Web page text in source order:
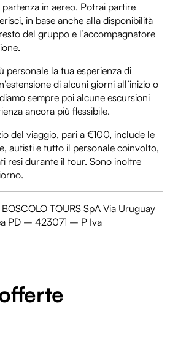
in aereo. Potrai partire
in base anche alla disponibilità
del gruppo e l’accompagnatore
personale la tua esperienza di
di alcuni giorni all’inizio o
sempre poi alcune escursioni
ancora più flessibile.
del viaggio, pari a €100, include le
autisti e tutto il personale coinvolto,
resi durante il tour. Sono inoltre
TOURS SpA Via Uruguay
PD – 423071 – P Iva